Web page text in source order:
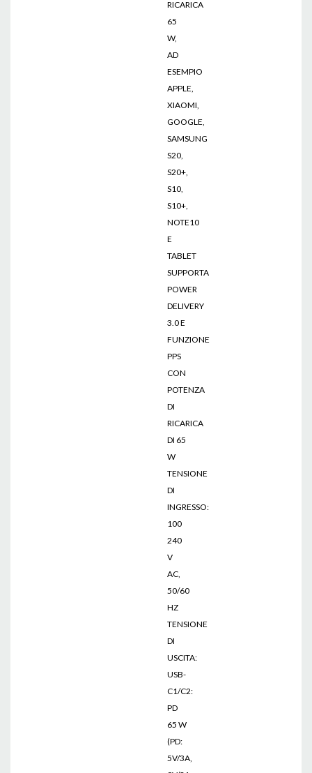
RICARICA
65
W,
AD
ESEMPIO
APPLE,
XIAOMI,
GOOGLE,
SAMSUNG
S20,
S20+,
S10,
S10+,
NOTE10
E
TABLET
SUPPORTA
POWER
DELIVERY
3.0 E
FUNZIONE
PPS
CON
POTENZA
DI
RICARICA
DI 65
W
TENSIONE
DI
INGRESSO:
100
240
V
AC,
50/60
HZ
TENSIONE
DI
USCITA:
USB-
C1/C2:
PD
65 W
(PD:
5V/3A,